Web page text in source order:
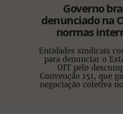
Governo
denunciado na
normas
Entidades sindicais
para denunciar o
OIT pelo
Convenção 151, que
negociação coletiva